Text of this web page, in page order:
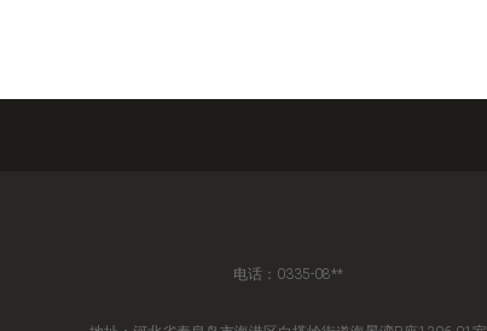
电话：0335-08**